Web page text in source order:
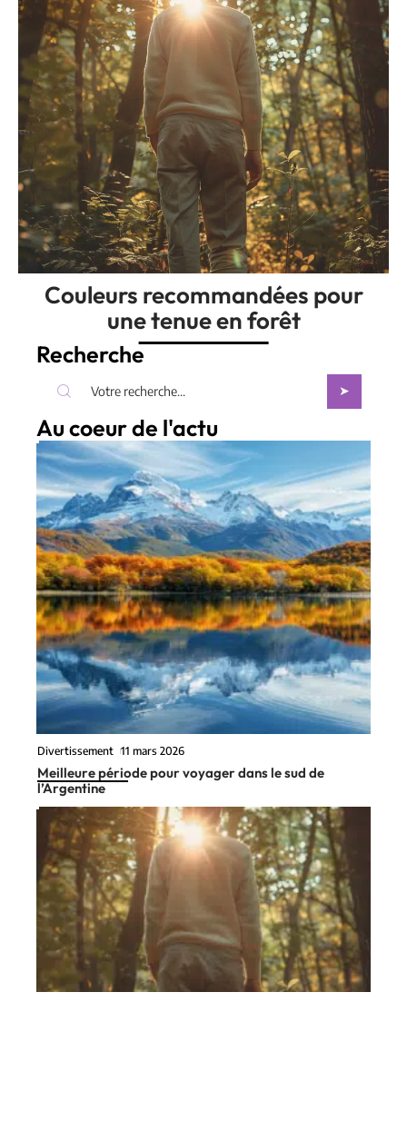
Couleurs recommandées pour
une tenue en forêt
Recherche
Au coeur de l'actu
Divertissement 11 mars 2026
Meilleure période pour voyager dans le sud de
l’Argentine